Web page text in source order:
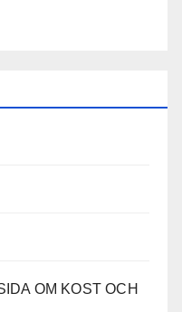
OM KOST OCH